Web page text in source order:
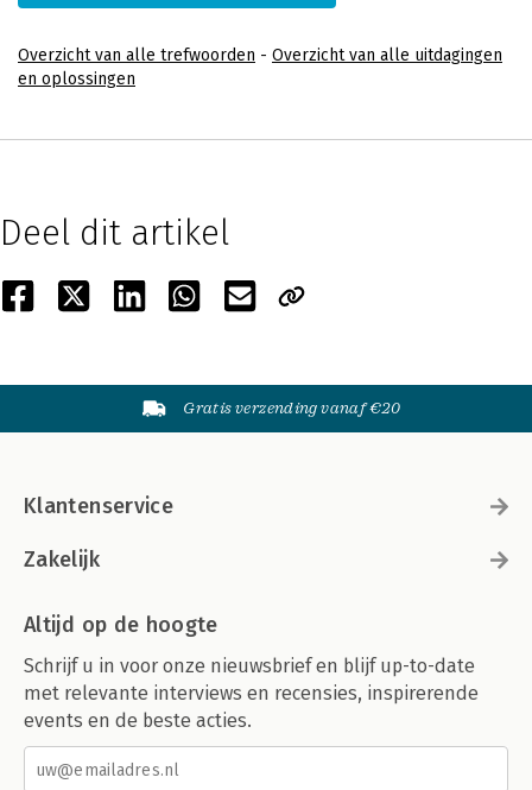
Overzicht van alle trefwoorden - Overzicht van alle uitdagingen
en oplossingen
Deel dit artikel
Gratis verzending vanaf €20
Klantenservice
Zakelijk
Altijd op de hoogte
Schrijf u in voor onze nieuwsbrief en blijf up-to-date
met relevante interviews en recensies, inspirerende
events en de beste acties.